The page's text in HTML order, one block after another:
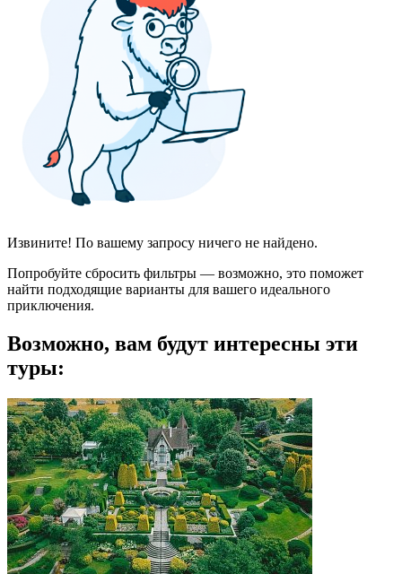
Извините! По вашему запросу ничего не найдено.
Попробуйте сбросить фильтры — возможно, это поможет
найти подходящие варианты для вашего идеального
приключения.
Возможно, вам будут интересны эти
туры: